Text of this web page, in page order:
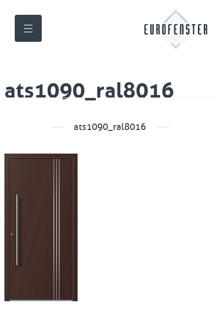
ats1090_ral8016
ats1090_ral8016